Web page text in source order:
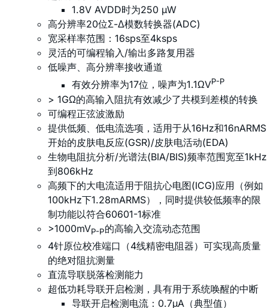
1.8V AVDD时为250 µW
高分辨率20位Σ-Δ模数转换器(ADC)
宽采样率范围：16sps至4ksps
灵活的可编程输入/输出多路复用器
低噪声、高分辨率接收通道
有效分辨率为17位，噪声为1.1ΩVP-P
> 1GΩ的高输入阻抗有效减少了共模到差模的转换
可编程正弦波激励
提供低频、低电流选项，适用于从16Hz和16nARMS
开始的皮肤电反应(GSR)/皮肤电活动(EDA)
生物电阻抗分析/光谱法(BIA/BIS)频率范围宽至1kHz
到806kHz
高频下的大电流适用于阻抗心电图(ICG)应用（例如
100kHz下1.28mARMS），同时提供较低频率的限
制功能以符合60601-1标准
>1000mVP-P的高输入交流动态范围
4针原位校准端口（4线精密电阻器）可实现高质量
的绝对阻抗测量
直流导联脱落检测能力
超低功耗导联开启检测，具有用于系统唤醒的中断
导联开启检测电流：0.7µA（典型值）